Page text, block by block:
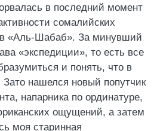
в последний момент
сомалийских
«Аль-Шабаб». За минувший
«экспедиции», то есть все
и понять, что в
нашелся новый попутчик
напарника по ординатуре,
ощущений, а затем
моя старинная